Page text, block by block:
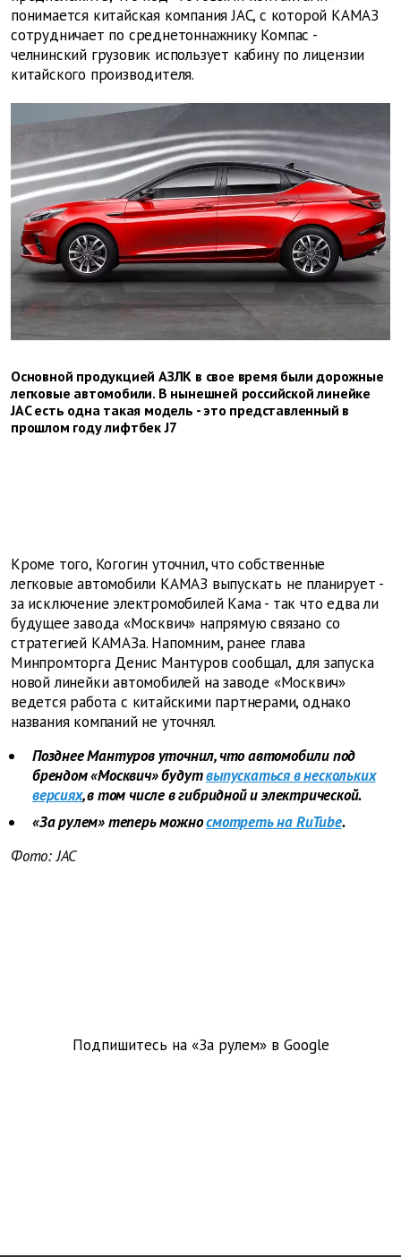
понимается китайская компания JAC, с которой КАМАЗ
сотрудничает по среднетоннажнику Компас -
челнинский грузовик использует кабину по лицензии
китайского производителя.
Основной продукцией АЗЛК в свое время были дорожные
легковые автомобили. В нынешней российской линейке
JAC есть одна такая модель - это представленный в
прошлом году лифтбек J7
Кроме того, Когогин уточнил, что собственные
легковые автомобили КАМАЗ выпускать не планирует -
за исключение электромобилей Кама - так что едва ли
будущее завода «Москвич» напрямую связано со
стратегией КАМАЗа. Напомним, ранее глава
Минпромторга Денис Мантуров сообщал, для запуска
новой линейки автомобилей на заводе «Москвич»
ведется работа с китайскими партнерами, однако
названия компаний не уточнял.
Позднее Мантуров уточнил, что автомобили под
брендом «Москвич» будутвыпускаться в нескольких
версиях, в том числе в гибридной и электрической.
«За рулем» теперь можносмотреть на RuTube.
Фото: JAC
Подпишитесь на «За рулем» в Google